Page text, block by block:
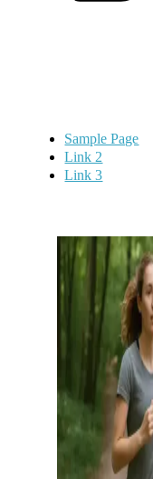
Sample Page
Link 2
Link 3